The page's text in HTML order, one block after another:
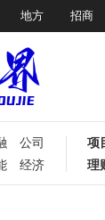
地方 招商
公司
经济
项
理